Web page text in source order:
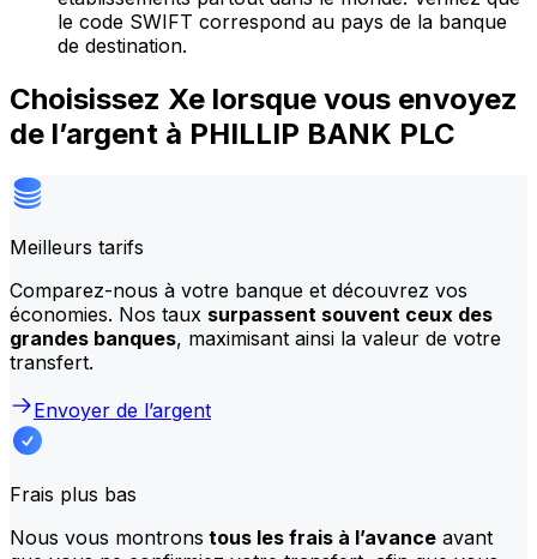
le code SWIFT correspond au pays de la banque
de destination.
Choisissez Xe lorsque vous envoyez
de l’argent à PHILLIP BANK PLC
Meilleurs tarifs
Comparez-nous à votre banque et découvrez vos
économies. Nos taux surpassent souvent ceux des
grandes banques, maximisant ainsi la valeur de votre
transfert.
Envoyer de l’argent
Frais plus bas
Nous vous montrons tous les frais à l’avance avant